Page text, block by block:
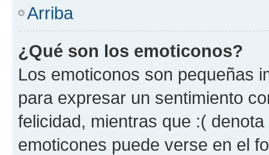
Arriba
¿Qué son los emoticonos?
Los emoticonos son pequeñas
para expresar un sentimiento
felicidad, mientras que :(
emoticones puede verse en el